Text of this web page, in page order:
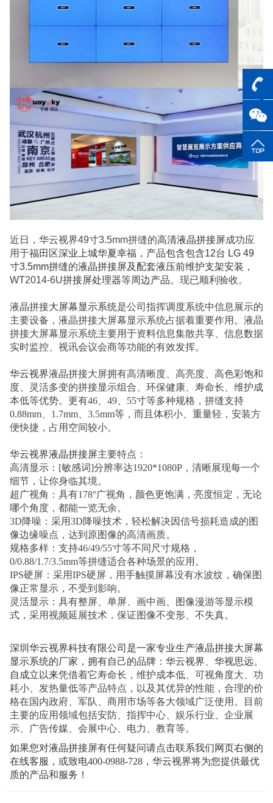
近日，华云视界49寸3.5mm拼缝的高清液晶拼接屏成功应
用于福田区深业上城华夏幸福，产品包含包含12台 LG 49
寸3.5mm拼缝的液晶拼接屏及配套液压前维护支架安装 ，
WT2014-6U拼接屏处理器等周边产品。现已顺利验收。
液晶拼接大屏幕显示系统是公司指挥调度系统中信息展示的
主要设备，液晶拼接大屏幕显示系统占据着重要作用。液晶
拼接大屏幕显示系统主要用于资料信息集散共享、信息数据
实时监控、视讯会议会商等功能的有效发挥。
华云视界液晶拼接大屏拥有高清晰度、高亮度、高色彩饱和
度、灵活多变的拼接显示组合、环保健康、寿命长、维护成
本低等优势。更有46、49、55寸等多种规格，拼缝支持
0.88mm、1.7mm、3.5mm等，而且体积小、重量轻，安装方
便快捷，占用空间较小。
华云视界液晶拼接屏主要特点：
高清显示：[敏感词]分辨率达1920*1080P，清晰展现每一个
细节，让你身临其境。
超广视角：具有178°广视角，颜色更饱满，亮度恒定，无论
哪个角度，都能一览无余。
3D降噪：采用3D降噪技术，轻松解决因信号损耗造成的图
像边缘噪点，达到原图像的高清画质。
规格多样：支持46/49/55寸等不同尺寸规格，
0/0.88/1.7/3.5mm等拼缝适合各种场景的应用。
IPS硬屏：采用IPS硬屏，用手触摸屏幕没有水波纹，确保图
像正常显示，不受到影响。
灵活显示：具有整屏、单屏、画中画、图像漫游等显示模
式，采用视频延展技术，保证图像不变形、不失真。
深圳华云视界科技有限公司是一家专业生产液晶拼接大屏幕
显示系统的厂家，拥有自己的品牌：华云视界、华视思远。
自成立以来凭借着它寿命长，维护成本低、可视角度大、功
耗小、发热量低等产品特点，以及其优异的性能，合理的价
格在国内政府、军队、商用市场等各大领域广泛使用。目前
主要的应用领域包括安防、指挥中心、娱乐行业、企业展
示、广告传媒、会展中心、电力、教育等。
如果您对液晶拼接屏有任何疑问请点击联系我们网页右侧的
在线客服，或致电400-0988-728， 华云视界将为您提供最优
质的产品和服务！